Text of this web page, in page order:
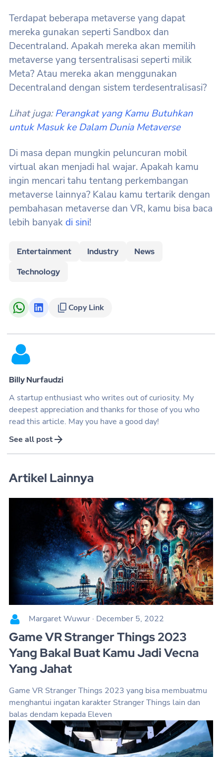
Terdapat beberapa metaverse yang dapat
mereka gunakan seperti Sandbox dan
Decentraland. Apakah mereka akan memilih
metaverse yang tersentralisasi seperti milik
Meta? Atau mereka akan menggunakan
Decentraland dengan sistem terdesentralisasi?
Lihat juga:Perangkat yang Kamu Butuhkan
untuk Masuk ke Dalam Dunia Metaverse
Di masa depan mungkin peluncuran mobil
virtual akan menjadi hal wajar. Apakah kamu
ingin mencari tahu tentang perkembangan
metaverse lainnya? Kalau kamu tertarik dengan
pembahasan metaverse dan VR, kamu bisa baca
lebih banyak di sini!
Entertainment Industry
News
Technology
Copy Link
Billy Nurfaudzi
A startup enthusiast who writes out of curiosity. My
deepest appreciation and thanks for those of you who
read this article. May you have a good day!
See all post
Artikel Lainnya
Margaret Wuwur · December 5, 2022
Game VR Stranger Things 2023
Yang Bakal Buat Kamu Jadi Vecna
Yang Jahat
Game VR Stranger Things 2023 yang bisa membuatmu
menghantui ingatan karakter Stranger Things lain dan
balas dendam kepada Eleven